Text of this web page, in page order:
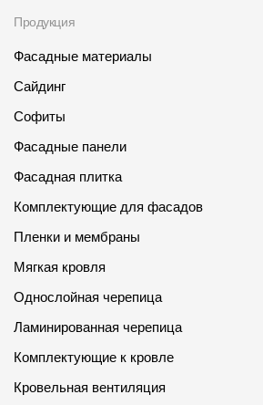
Комплектующие для фасадов
Мягкая кровля
Комплектующие к кровле
Кровельная вентиляция
Продукция
Фасадные материалы
Сайдинг
Софиты
Фасадные панели
Фасадная плитка
Комплектующие для фасадов
Пленки и мембраны
Мягкая кровля
Однослойная черепица
Ламинированная черепица
Комплектующие к кровле
Кровельная вентиляция